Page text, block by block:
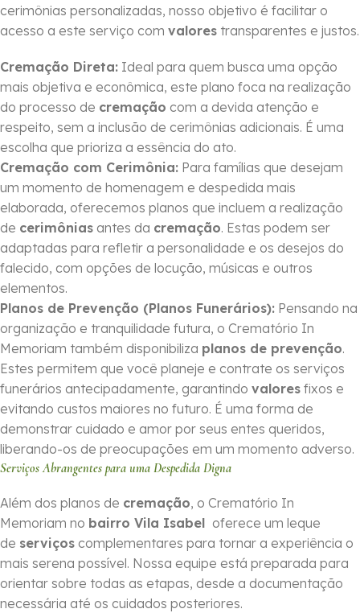
cerimônias personalizadas, nosso objetivo é facilitar o
acesso a este serviço com valores transparentes e justos.
Cremação Direta: Ideal para quem busca uma opção
mais objetiva e econômica, este plano foca na realização
do processo de cremação com a devida atenção e
respeito, sem a inclusão de cerimônias adicionais. É uma
escolha que prioriza a essência do ato.
Cremação com Cerimônia: Para famílias que desejam
um momento de homenagem e despedida mais
elaborada, oferecemos planos que incluem a realização
de cerimônias antes da cremação. Estas podem ser
adaptadas para refletir a personalidade e os desejos do
falecido, com opções de locução, músicas e outros
elementos.
Planos de Prevenção (Planos Funerários): Pensando na
organização e tranquilidade futura, o Crematório In
Memoriam também disponibiliza planos de prevenção.
Estes permitem que você planeje e contrate os serviços
funerários antecipadamente, garantindo valores fixos e
evitando custos maiores no futuro. É uma forma de
demonstrar cuidado e amor por seus entes queridos,
liberando-os de preocupações em um momento adverso.
Serviços Abrangentes para uma Despedida Digna
Além dos planos de cremação, o Crematório In
Memoriam no bairro Vila Isabel oferece um leque
de serviços complementares para tornar a experiência o
mais serena possível. Nossa equipe está preparada para
orientar sobre todas as etapas, desde a documentação
necessária até os cuidados posteriores.